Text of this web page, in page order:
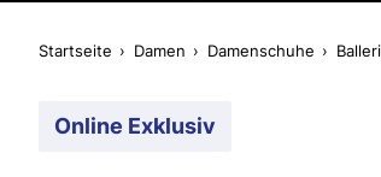
Startseite Damen Damenschuhe
Online Exklusiv